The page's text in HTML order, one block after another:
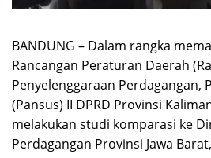
BANDUNG – Dalam rangka
Rancangan Peraturan Daerah
Penyelenggaraan Perdagangan,
(Pansus) II DPRD Provinsi
melakukan studi komparasi ke
Perdagangan Provinsi Jawa